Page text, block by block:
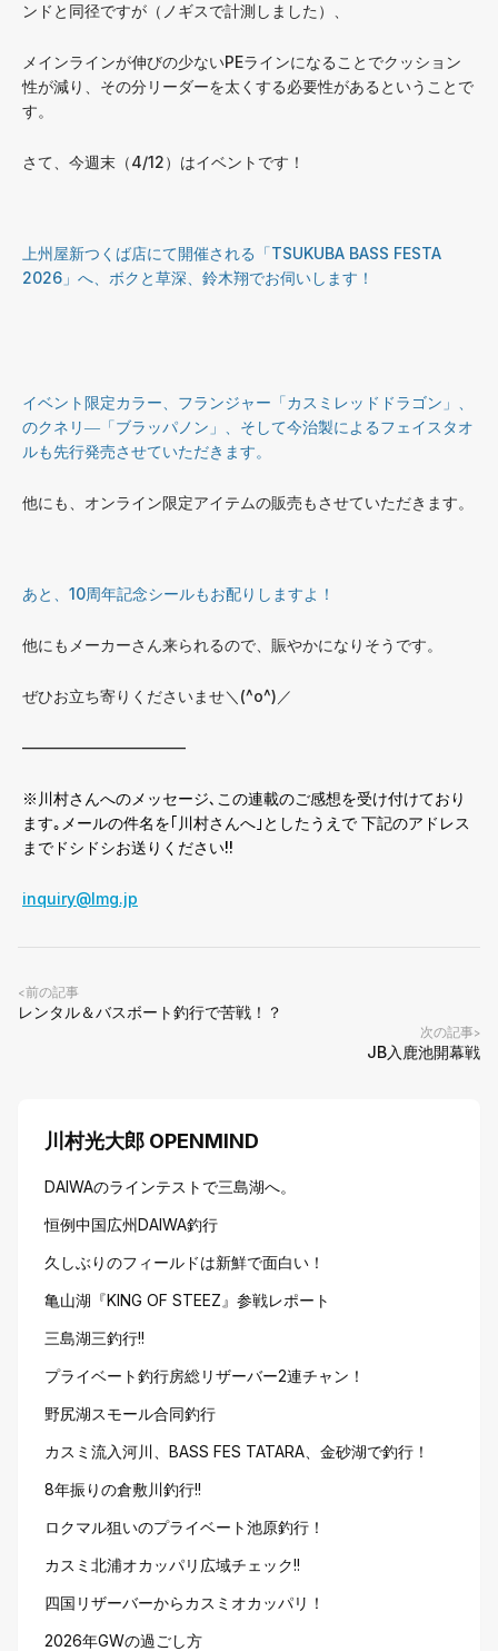
ンドと同径ですが（ノギスで計測しました）、
メインラインが伸びの少ないPEラインになることでクッション
性が減り、その分リーダーを太くする必要性があるということで
す。
さて、今週末（4/12）はイベントです！
上州屋新つくば店にて開催される「TSUKUBA BASS FESTA
2026」へ、ボクと草深、鈴木翔でお伺いします！
イベント限定カラー、フランジャー「カスミレッドドラゴン」、
のクネリ―「ブラッパノン」、そして今治製によるフェイスタオ
ルも先行発売させていただきます。
他にも、オンライン限定アイテムの販売もさせていただきます。
あと、10周年記念シールもお配りしますよ！
他にもメーカーさん来られるので、賑やかになりそうです。
ぜひお立ち寄りくださいませ＼(^o^)／
——————————–
※川村さんへのメッセージ､この連載のご感想を受け付けており
ます｡メールの件名を｢川村さんへ｣としたうえで 下記のアドレス
までドシドシお送りください!!
inquiry@lmg.jp
<前の記事
レンタル＆バスボート釣行で苦戦！？
次の記事>
JB入鹿池開幕戦
川村光大郎 OPENMIND
DAIWAのラインテストで三島湖へ。
恒例中国広州DAIWA釣行
久しぶりのフィールドは新鮮で面白い！
亀山湖『KING OF STEEZ』参戦レポート
三島湖三釣行!!
プライベート釣行房総リザーバー2連チャン！
野尻湖スモール合同釣行
カスミ流入河川、BASS FES TATARA、金砂湖で釣行！
8年振りの倉敷川釣行!!
ロクマル狙いのプライベート池原釣行！
カスミ北浦オカッパリ広域チェック!!
四国リザーバーからカスミオカッパリ！
2026年GWの過ごし方